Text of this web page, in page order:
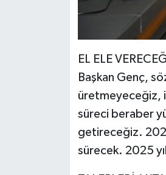
EL ELE
Başkan Genç,
üretmeyeceğiz,
süreci beraber
getireceğiz.
sürecek. 2025